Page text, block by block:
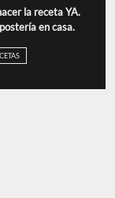
la receta YA.
en casa.